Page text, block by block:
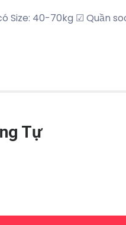
Size: 40-70kg ☑ Quần
Tự